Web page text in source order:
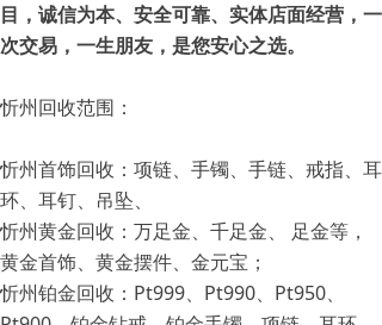
目，诚信为本、安全可靠、实体店面经营，一
次交易，一生朋友，是您安心之选。
忻州回收范围：
忻州首饰回收：项链、手镯、手链、戒指、耳
环、耳钉、吊坠、
忻州黄金回收：万足金、千足金、 足金等，
黄金首饰、黄金摆件、金元宝；
忻州铂金回收：Pt999、Pt990、Pt950、